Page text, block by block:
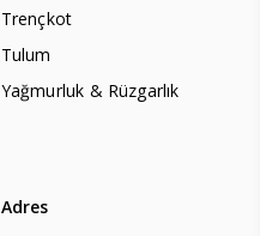
Trençkot
Tulum
Yağmurluk & Rüzgarlık
Adres